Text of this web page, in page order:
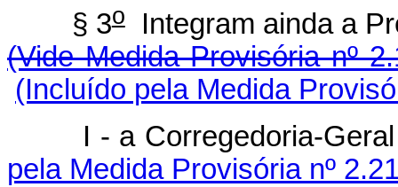
§ 3oIntegram ainda
(Vide Medida Provisória nº
(Incluído pela Medida
I - a
pela Medida Provisória nº